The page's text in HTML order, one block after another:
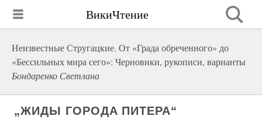
ВикиЧтение
Неизвестные Стругацкие. От «Града обреченного» до
«Бессильных мира сего»: Черновики, рукописи, варианты
Бондаренко Светлана
„ЖИДЫ ГОРОДА ПИТЕРА“